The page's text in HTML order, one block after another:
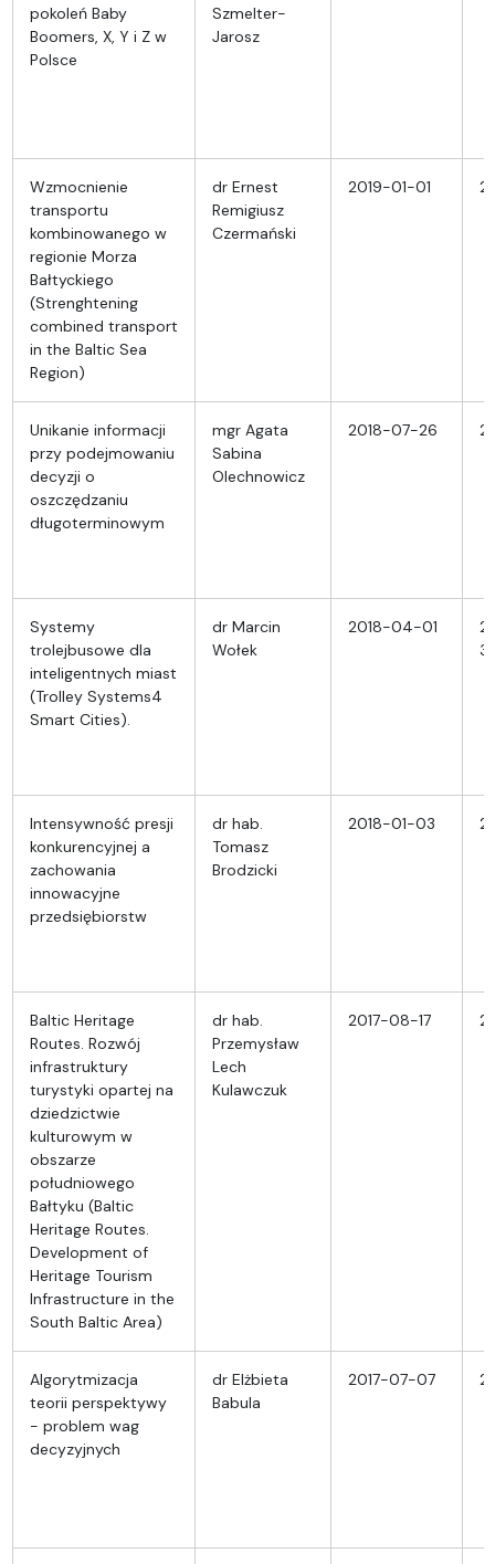
pokoleń Baby
Boomers, X, Y i Z w
Polsce
Szmelter-
Jarosz
Wzmocnienie
transportu
kombinowanego w
regionie Morza
Bałtyckiego
(Strenghtening
combined transport
in the Baltic Sea
Region)
dr Ernest
Remigiusz
Czermański
2019-01-01
Unikanie informacji
przy podejmowaniu
decyzji o
oszczędzaniu
długoterminowym
mgr Agata
Sabina
Olechnowicz
2018-07-26
Systemy
trolejbusowe dla
inteligentnych miast
(Trolley Systems4
Smart Cities).
dr Marcin
Wołek
2018-04-01
Intensywność presji
konkurencyjnej a
zachowania
innowacyjne
przedsiębiorstw
dr hab.
Tomasz
Brodzicki
2018-01-03
Baltic Heritage
Routes. Rozwój
infrastruktury
turystyki opartej na
dziedzictwie
kulturowym w
obszarze
południowego
Bałtyku (Baltic
Heritage Routes.
Development of
Heritage Tourism
Infrastructure in the
South Baltic Area)
dr hab.
Przemysław
Lech
Kulawczuk
2017-08-17
Algorytmizacja
teorii perspektywy
- problem wag
decyzyjnych
dr Elżbieta
Babula
2017-07-07